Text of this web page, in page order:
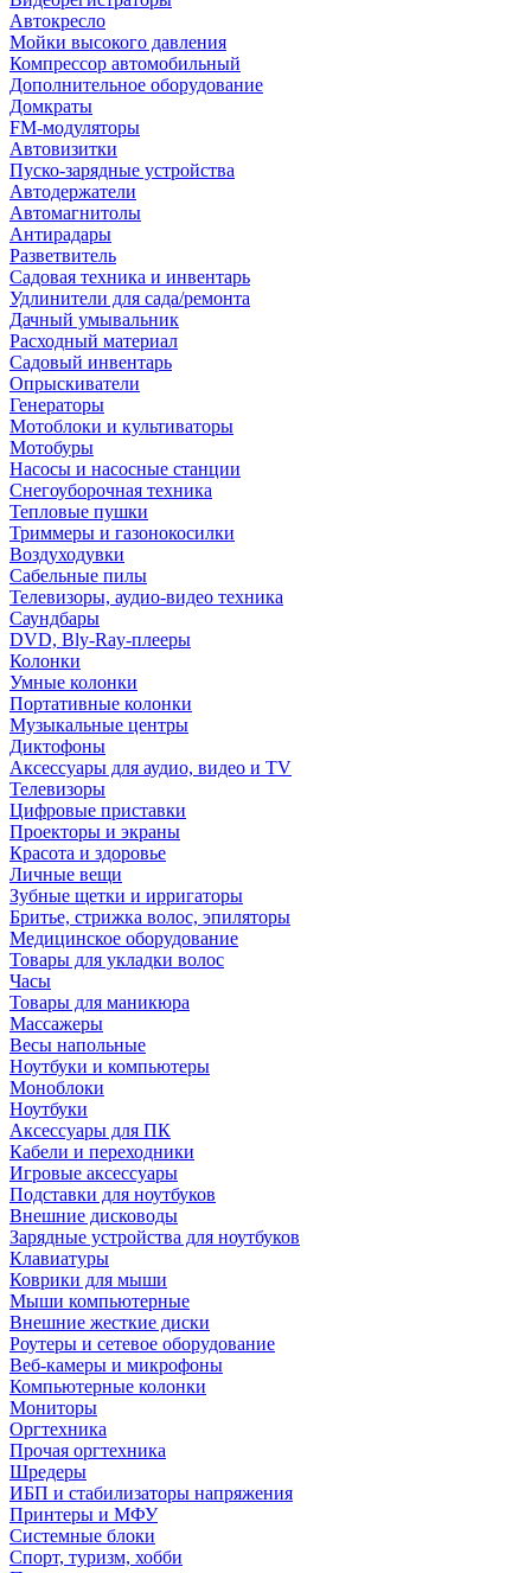
Автокресло
Мойки высокого давления
Компрессор автомобильный
Дополнительное оборудование
Домкраты
FM-модуляторы
Автовизитки
Пуско-зарядные устройства
Автодержатели
Автомагнитолы
Антирадары
Разветвитель
Садовая техника и инвентарь
Удлинители для сада/ремонта
Дачный умывальник
Расходный материал
Садовый инвентарь
Опрыскиватели
Генераторы
Мотоблоки и культиваторы
Мотобуры
Насосы и насосные станции
Снегоуборочная техника
Тепловые пушки
Триммеры и газонокосилки
Воздуходувки
Сабельные пилы
Телевизоры, аудио-видео техника
Саундбары
DVD, Bly-Ray-плееры
Колонки
Умные колонки
Портативные колонки
Музыкальные центры
Диктофоны
Аксессуары для аудио, видео и TV
Телевизоры
Цифровые приставки
Проекторы и экраны
Красота и здоровье
Личные вещи
Зубные щетки и ирригаторы
Бритье, стрижка волос, эпиляторы
Медицинское оборудование
Товары для укладки волос
Часы
Товары для маникюра
Массажеры
Весы напольные
Ноутбуки и компьютеры
Моноблоки
Ноутбуки
Аксессуары для ПК
Кабели и переходники
Игровые аксессуары
Подставки для ноутбуков
Внешние дисководы
Зарядные устройства для ноутбуков
Клавиатуры
Коврики для мыши
Мыши компьютерные
Внешние жесткие диски
Роутеры и сетевое оборудование
Веб-камеры и микрофоны
Компьютерные колонки
Мониторы
Оргтехника
Прочая оргтехника
Шредеры
ИБП и стабилизаторы напряжения
Принтеры и МФУ
Системные блоки
Спорт, туризм, хобби